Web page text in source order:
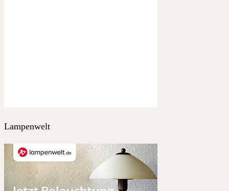
Lampenwelt